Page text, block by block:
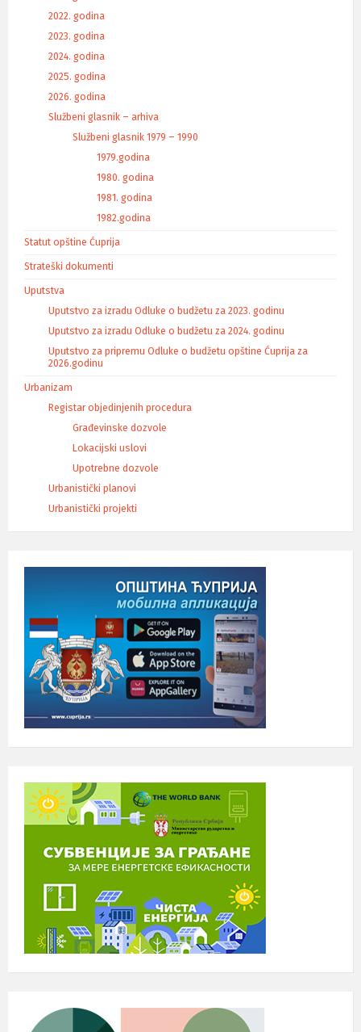
2022. godina
2023. godina
2024. godina
2025. godina
2026. godina
Službeni glasnik – arhiva
Službeni glasnik 1979 – 1990
1979.godina
1980. godina
1981. godina
1982.godina
Statut opštine Ćuprija
Strateški dokumenti
Uputstva
Uputstvo za izradu Odluke o budžetu za 2023. godinu
Uputstvo za izradu Odluke o budžetu za 2024. godinu
Uputstvo za pripremu Odluke o budžetu opštine Ćuprija za
2026.godinu
Urbanizam
Registar objedinjenih procedura
Građevinske dozvole
Lokacijski uslovi
Upotrebne dozvole
Urbanistički planovi
Urbanistički projekti